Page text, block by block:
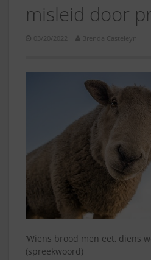
misleid door
03/20/2022 Brenda Casteleyn
‘Wiens brood men eet, diens
(spreekwoord)